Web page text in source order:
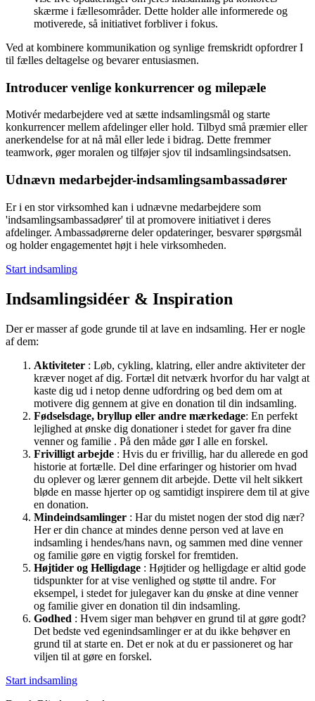
skærme i fællesområder. Dette holder alle informerede og
motiverede, så initiativet forbliver i fokus.
Ved at kombinere kommunikation og synlige fremskridt opfordrer I
til fælles deltagelse og bevarer entusiasmen.
Introducer venlige konkurrencer og milepæle
Motivér medarbejdere ved at sætte indsamlingsmål og starte
konkurrencer mellem afdelinger eller hold. Tilbyd små præmier eller
anerkendelse for at nå mål eller lede i bidrag. Dette fremmer
teamwork, øger moralen og tilføjer sjov til indsamlingsindsatsen.
Udnævn medarbejder-indsamlingsambassadører
Er i en stor virksomhed kan i udnævne medarbejdere som
'indsamlingsambassadører' til at promovere initiativet i deres
afdelinger. Ambassadørerne deler opdateringer, besvarer spørgsmål
og holder engagementet højt i hele virksomheden.
Start indsamling
Indsamlingsidéer & Inspiration
Der er masser af gode grunde til at lave en indsamling. Her er nogle
af dem:
Aktiviteter : Løb, cykling, klatring, eller andre aktiviteter der
kræver noget af dig. Fortæl dit netværk hvorfor du har valgt at
kaste dig ud i netop denne udfordring og bed dem om at
motivere dig gennem at give en donation til din indsamling.
Fødselsdage, bryllup eller andre mærkedage: En perfekt
lejlighed at ønske dig donationer i stedet for gaver fra dine
venner og familie . På den måde gør I alle en forskel.
Frivilligt arbejde : Hvis du er frivillig, har du allerede en god
historie at fortælle. Del dine erfaringer og historier om hvad
du oplever og lærer gennem dit arbejde. Dette vil helt sikkert
bløde en masse hjerter op og samtidigt inspirere dem til at give
en donation.
Mindeindsamlinger : Har du mistet nogen der stod dig nær?
Her er din chance at mindes denne person ved at lave en
indsamling i hendes/hans navn, og sammen med dine venner
og familie gøre en vigtig forskel for fremtiden.
Højtider og Helligdage : Højtider og helligdage er altid gode
tidspunkter for at vise venlighed og støtte til andre. For
eksempel, i stedet for julegaver kan du ønske at dine venner
og familie giver en donation til din indsamling.
Godhed : Hvem siger man behøver en grund til at gøre godt?
Det bedste ved egenindsamlinger er at du ikke behøver en
grund til at starte en. Det er nok at du er passioneret og har
viljen til at gøre en forskel.
Start indsamling